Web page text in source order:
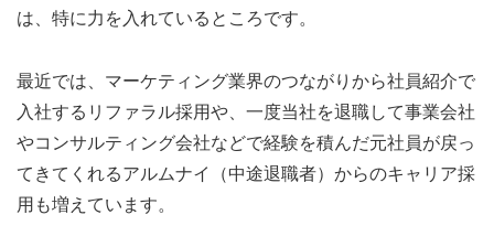
は、特に力を入れているところです。
最近では、マーケティング業界のつながりから社員紹介で
入社するリファラル採用や、一度当社を退職して事業会社
やコンサルティング会社などで経験を積んだ元社員が戻っ
てきてくれるアルムナイ（中途退職者）からのキャリア採
用も増えています。